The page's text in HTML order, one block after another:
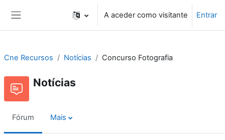
A aceder como visitante Entrar
Cne Recursos Notícias Concurso Fotografia
Notícias
Fórum Mais